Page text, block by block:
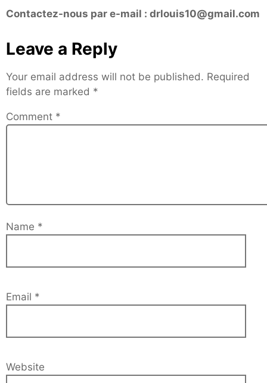
Contactez-nous par e-mail : drlouis10@gmail.com
Leave a Reply
Your email address will not be published. Required
fields are marked *
Comment *
Name *
Email *
Website